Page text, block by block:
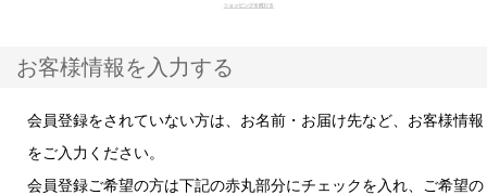
お客様情報を入力する
会員登録をされていない方は、お名前・お届け先など、お客様情報
をご入力ください。
会員登録ご希望の方は下記の赤丸部分にチェックを入れ、ご希望の